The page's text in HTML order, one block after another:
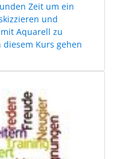
Zeit um ein
und
Aquarell zu
Kurs gehen